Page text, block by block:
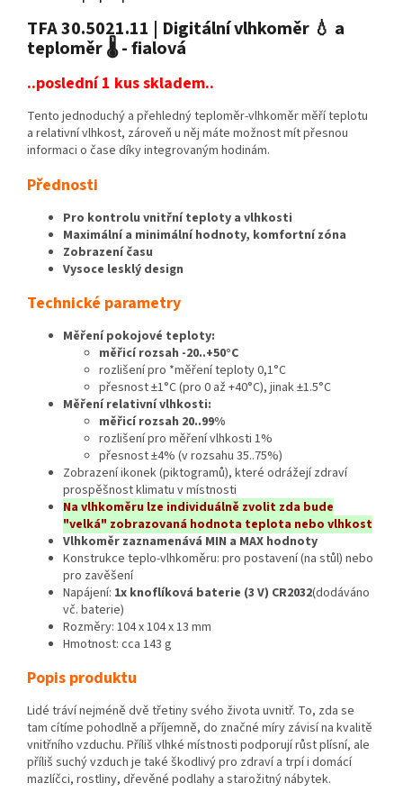
TFA 30.5021.11 | Digitální vlhkoměr 💧 a
teploměr 🌡️ - fialová
..poslední 1 kus skladem..
Tento jednoduchý a přehledný teploměr-vlhkoměr měří teplotu
a relativní vlhkost, zároveň u něj máte možnost mít přesnou
informaci o čase díky integrovaným hodinám.
Přednosti
Pro kontrolu vnitřní teploty a vlhkosti
Maximální a minimální hodnoty, komfortní zóna
Zobrazení času
Vysoce lesklý design
Technické parametry
Měření pokojové teploty:
měřicí rozsah -20..+50°C
rozlišení pro *měření teploty 0,1°C
přesnost ±1°C (pro 0 až +40°C), jinak ±1.5°C
Měření relativní vlhkosti:
měřicí rozsah 20..99%
rozlišení pro měření vlhkosti 1%
přesnost ±4% (v rozsahu 35..75%)
Zobrazení ikonek (piktogramů), které odrážejí zdraví
prospěšnost klimatu v místnosti
Na vlhkoměru lze individuálně zvolit zda bude
"velká" zobrazovaná hodnota teplota nebo vlhkost
Vlhkoměr zaznamenává MIN a MAX hodnoty
Konstrukce teplo-vlhkoměru: pro postavení (na stůl) nebo
pro zavěšení
Napájení: 1x knoflíková baterie (3 V) CR2032(dodáváno
vč. baterie)
Rozměry: 104 x 104 x 13 mm
Hmotnost: cca 143 g
Popis produktu
Lidé tráví nejméně dvě třetiny svého života uvnitř. To, zda se
tam cítíme pohodlně a příjemně, do značné míry závisí na kvalitě
vnitřního vzduchu. Příliš vlhké místnosti podporují růst plísní, ale
příliš suchý vzduch je také škodlivý pro zdraví a trpí i domácí
mazlíčci, rostliny, dřevěné podlahy a starožitný nábytek.